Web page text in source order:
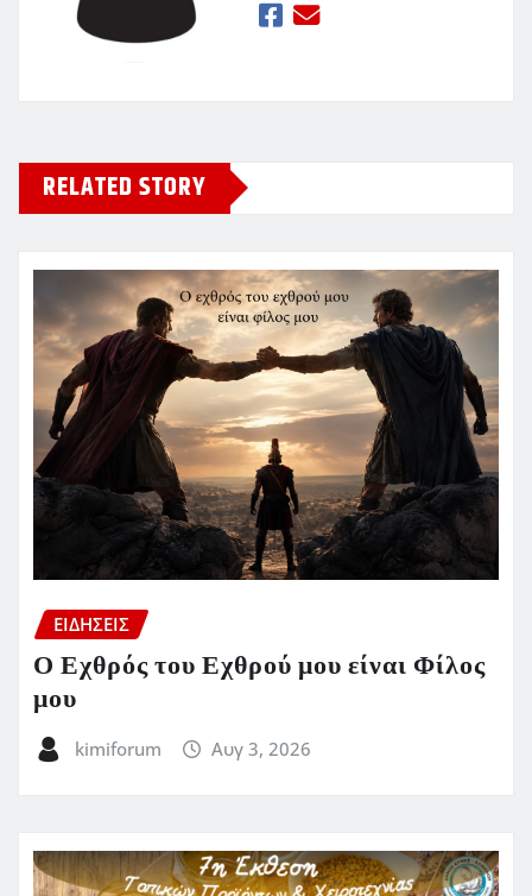
RELATED STORY
ΕΙΔΗΣΕΙΣ
Ο Εχθρός του Εχθρού μου είναι Φίλος
μου
kimiforum Αυγ 3, 2026